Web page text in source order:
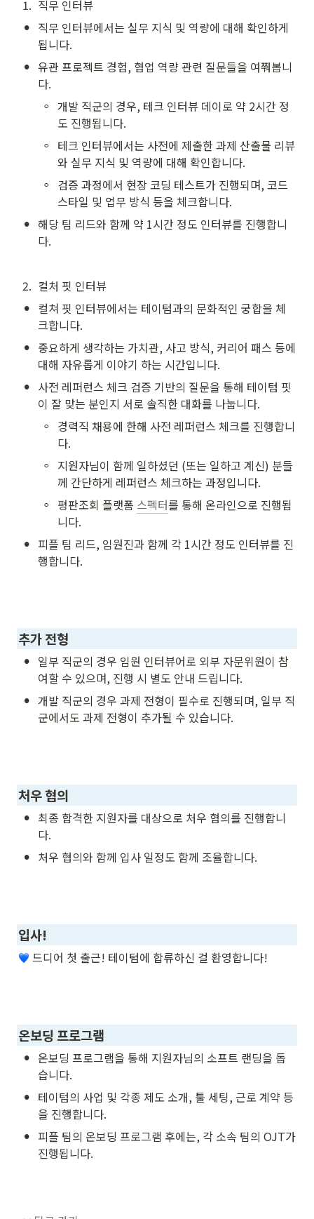
1. 직무 인터뷰
• 직무 인터뷰에서는 실무 지식 및 역량에 대해 확인하게
됩니다.
• 유관 프로젝트 경험, 협업 역량 관련 질문들을 여쭤봅니
다.
◦ 개발 직군의 경우, 테크 인터뷰 데이로 약 2시간 정
도 진행됩니다.
◦ 테크 인터뷰에서는 사전에 제출한 과제 산출물 리뷰
와 실무 지식 및 역량에 대해 확인합니다.
◦ 검증 과정에서 현장 코딩 테스트가 진행되며, 코드
스타일 및 업무 방식 등을 체크합니다.
• 해당 팀 리드와 함께 약 1시간 정도 인터뷰를 진행합니
다.
2. 컬처 핏 인터뷰
• 컬쳐 핏 인터뷰에서는 테이텀과의 문화적인 궁합을 체
크합니다.
• 중요하게 생각하는 가치관, 사고 방식, 커리어 패스 등에
대해 자유롭게 이야기 하는 시간입니다.
• 사전 레퍼런스 체크 검증 기반의 질문을 통해 테이텀 핏
이 잘 맞는 분인지 서로 솔직한 대화를 나눕니다.
◦ 경력직 채용에 한해 사전 레퍼런스 체크를 진행합니
다.
◦ 지원자님이 함께 일하셨던 (또는 일하고 계신) 분들
께 간단하게 레퍼런스 체크하는 과정입니다.
◦ 평판조회 플랫폼 스펙터를 통해 온라인으로 진행됩
니다.
• 피플 팀 리드, 임원진과 함께 각 1시간 정도 인터뷰를 진
행합니다.
추가 전형
• 일부 직군의 경우 임원 인터뷰어로 외부 자문위원이 참
여할 수 있으며, 진행 시 별도 안내 드립니다.
• 개발 직군의 경우 과제 전형이 필수로 진행되며, 일부 직
군에서도 과제 전형이 추가될 수 있습니다.
처우 협의
• 최종 합격한 지원자를 대상으로 처우 협의를 진행합니
다.
• 처우 협의와 함께 입사 일정도 함께 조율합니다.
입사!
드디어 첫 출근! 테이텀에 합류하신 걸 환영합니다!
온보딩 프로그램
• 온보딩 프로그램을 통해 지원자님의 소프트 랜딩을 돕
습니다.
• 테이텀의 사업 및 각종 제도 소개, 툴 세팅, 근로 계약 등
을 진행합니다.
• 피플 팀의 온보딩 프로그램 후에는, 각 소속 팀의 OJT가
진행됩니다.